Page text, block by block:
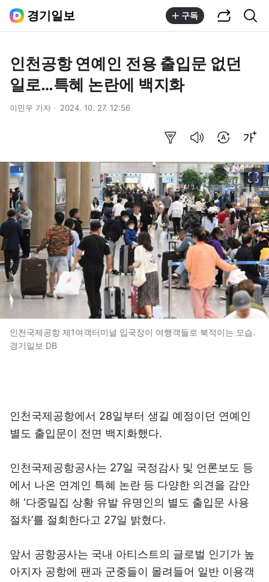
경기일보 구독
인천공항 연예인 전용 출입문 없던
일로…특혜 논란에 백지화
이민우 기자 2024. 10. 27. 12:56
인천국제공항 제1여객터미널 입국장이 여행객들로 북적이는 모습.
경기일보 DB
인천국제공항에서 28일부터 생길 예정이던 연예인
별도 출입문이 전면 백지화했다.
인천국제공항공사는 27일 국정감사 및 언론보도 등
에서 나온 연계인 특혜 논란 등 다양한 의견을 감안
해 ‘다중밀집 상황 유발 유명인의 별도 출입문 사용
절차’를 절회한다고 27일 밝혔다.
앞서 공항공사는 국내 아티스트의 글로벌 인기가 높
아지자 공항에 팬과 군중들이 몰려들어 일반 이용객